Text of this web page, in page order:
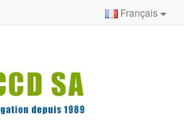
Français